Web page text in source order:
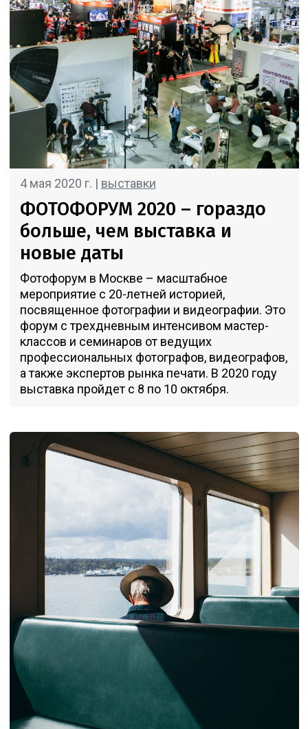
4 мая 2020 г. | выставки
ФОТОФОРУМ 2020 – гораздо
больше, чем выставка и
новые даты
Фотофорум в Москве – масштабное
мероприятие с 20-летней историей,
посвященное фотографии и видеографии. Это
форум с трехдневным интенсивом мастер-
классов и семинаров от ведущих
профессиональных фотографов, видеографов,
а также экспертов рынка печати. В 2020 году
выставка пройдет с 8 по 10 октября.